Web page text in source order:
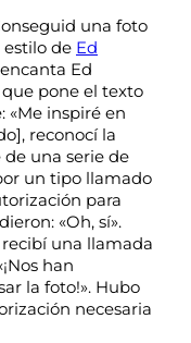
una foto
estilo de Ed
Ed
pone el texto
«Me inspiré en
reconocí la
una serie de
un tipo llamado
para
«Oh, sí».
recibí una llamada
han
la foto!». Hubo
necesaria